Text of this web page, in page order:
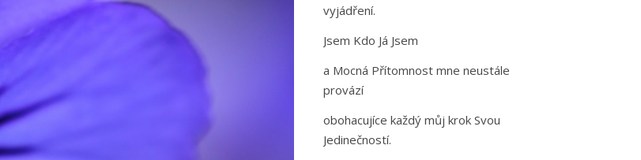
vyjádření.
Jsem Kdo Já Jsem
a Mocná Přítomnost mne neustále
provází
obohacujíce každý můj krok Svou
Jedinečností.